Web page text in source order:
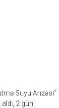
Suyu Arızası”
2 gün